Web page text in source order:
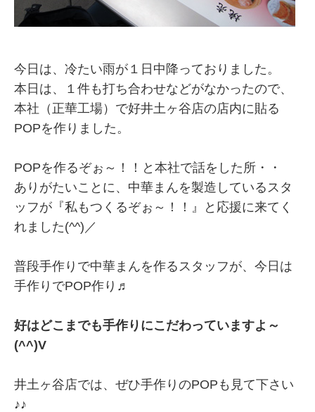
今日は、冷たい雨が１日中降っておりました。
本日は、１件も打ち合わせなどがなかったので、
本社（正華工場）で好井土ヶ谷店の店内に貼る
POPを作りました。
POPを作るぞぉ～！！と本社で話をした所・・
ありがたいことに、中華まんを製造しているスタ
ッフが『私もつくるぞぉ～！！』と応援に来てく
れました(^^)／
普段手作りで中華まんを作るスタッフが、今日は
手作りでPOP作り♬
好はどこまでも手作りにこだわっていますよ～
(^^)V
井土ヶ谷店では、ぜひ手作りのPOPも見て下さい
♪♪